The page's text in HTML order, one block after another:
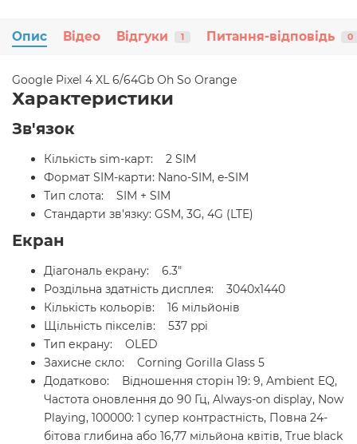
Опис Відео Відгуки 1 Питання-відповідь 0
Google Pixel 4 XL 6/64Gb Oh So Orange
Характеристики
Зв'язок
Кількість sim-карт: 2 SIM
Формат SIM-карти: Nano-SIM, e-SIM
Тип слота: SIM + SIM
Стандарти зв'язку: GSM, 3G, 4G (LTE)
Екран
Діагональ екрану: 6.3"
Роздільна здатність дисплея: 3040x1440
Кількість кольорів: 16 мільйонів
Щільність пікселів: 537 ppi
Тип екрану: OLED
Захисне скло: Corning Gorilla Glass 5
Додатково: Відношення сторін 19: 9, Ambient EQ,
Частота оновлення до 90 Гц, Always-on display, Now
Playing, 100000: 1 супер контрастність, Повна 24-
бітова глибина або 16,77 мільйона квітів, True black